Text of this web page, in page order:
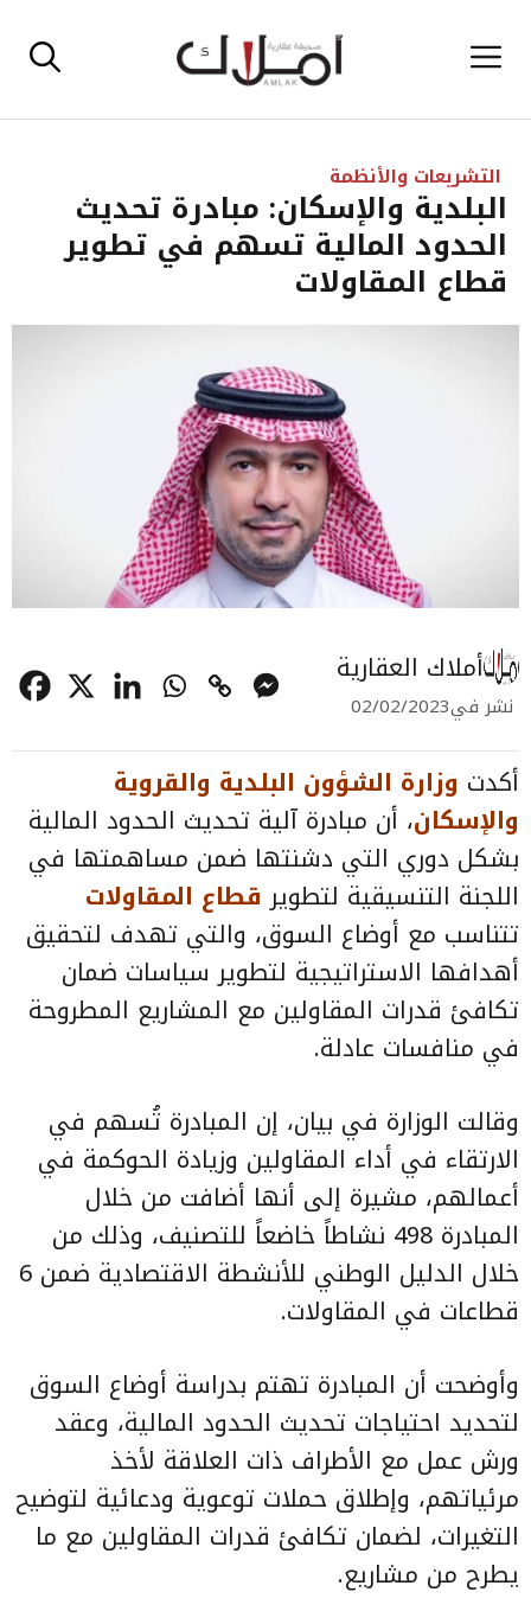
إلى القائمة
التشريعات والأنظمة
البلدية والإسكان: مبادرة تحديث
الحدود المالية تسهم في تطوير
قطاع المقاولات
أملاك العقارية
نشر في02/02/2023
أكدت وزارة الشؤون البلدية والقروية
والإسكان، أن مبادرة آلية تحديث الحدود المالية
بشكل دوري التي دشنتها ضمن مساهمتها في
اللجنة التنسيقية لتطوير قطاع المقاولات
تتناسب مع أوضاع السوق، والتي تهدف لتحقيق
أهدافها الاستراتيجية لتطوير سياسات ضمان
تكافئ قدرات المقاولين مع المشاريع المطروحة
في منافسات عادلة.
وقالت الوزارة في بيان، إن المبادرة تُسهم في
الارتقاء في أداء المقاولين وزيادة الحوكمة في
أعمالهم، مشيرة إلى أنها أضافت من خلال
المبادرة 498 نشاطاً خاضعاً للتصنيف، وذلك من
خلال الدليل الوطني للأنشطة الاقتصادية ضمن 6
قطاعات في المقاولات.
وأوضحت أن المبادرة تهتم بدراسة أوضاع السوق
لتحديد احتياجات تحديث الحدود المالية، وعقد
ورش عمل مع الأطراف ذات العلاقة لأخذ
مرئياتهم، وإطلاق حملات توعوية ودعائية لتوضيح
التغيرات، لضمان تكافئ قدرات المقاولين مع ما
يطرح من مشاريع.